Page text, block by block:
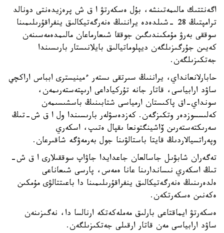
اگەنتتىك مالىمەتىنشە، بۇل ەسكەرتۋ ا ق ش پرەزيدەنتى دونالد
ترامپتىڭ 28 -شىلدەدە يراننىڭ ەنەرگەتيكالىق ينفراقۇرىلىمىنا
سوققى بەرۋ مۇمكىندىگىن جوققا شىعارماعان مالىمدەمەسىنەن
كەيىن جۇرگىزىلگەن ديپلوماتيالىق بايلانىستار بارىسىندا
جەتكىزىلگەن.
حابارلانعانداي، يراننىڭ سىرتقى ىستەر ءمينيسترى ابباس اراكچي
ساۋد ارابياسى، قاتار جانە تۇركياداعى ارىپتەستەرىمەن،
سونداي-اق پاكىستان ارمياسى شتابىنىڭ باسشىسىمەن
كەلىسسوزدەر وتكىزگەن. كەزدەسۋلەر بارىسىندا ول ا ق ش-تىڭ
سەرىكتەستەرىن ۆاشينگتونعا ىقپال ەتىپ، اسكەري
وپەراتسيالاردىڭ قايتا باستالۋىنا جول بەرمەۋگە شاقىرعان.
تەگەران شابۋىل جاسالعان جاعدايدا جاۋاپ سوققىلارى ا ق ش-
تىڭ اسكەري نىساندارىنا عانا ەمەس، پارسى شىعاناعى
ەلدەرىنىڭ ەنەرگەتيكالىق ينفراقۇرىلىمىنا دا باعىتتالۋى مۇمكىن
ەكەنىن ەسكەرتكەن.
ەسكەرتۋ ايماقتاعى بارلىق مەملەكەتكە ارنالسا دا، نەگىزىنەن
ساۋد ارابياسى مەن قاتار ارقىلى جەتكىزىلگەن.